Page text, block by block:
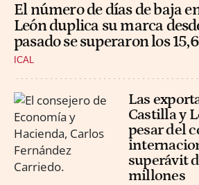
El número de días de baja
León duplica su marca
pasado se superaron los
ICAL
Las
Castilla y
pesar del
superávit
millones